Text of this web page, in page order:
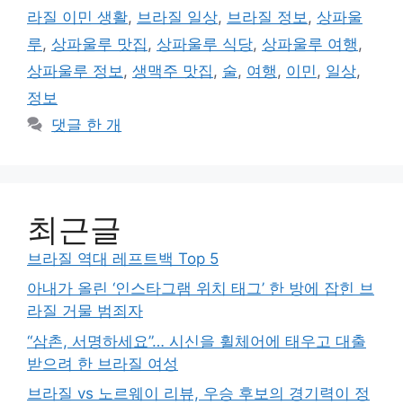
라질 이민 생활, 브라질 일상, 브라질 정보 , 상파울
루, 상파울루 맛집 , 상파울루 식당, 상파울루 여행 ,
상파울루 정보 , 생맥주 맛집 , 술, 여행 , 이민 , 일상,
정보
댓글 한 개
최근글
브라질 역대 레프트백 Top 5
아내가 올린 ‘인스타그램 위치 태그’ 한 방에 잡힌 브
라질 거물 범죄자
“삼촌, 서명하세요”… 시신을 휠체어에 태우고 대출
받으려 한 브라질 여성
브라질 vs 노르웨이 리뷰, 우승 후보의 경기력이 정